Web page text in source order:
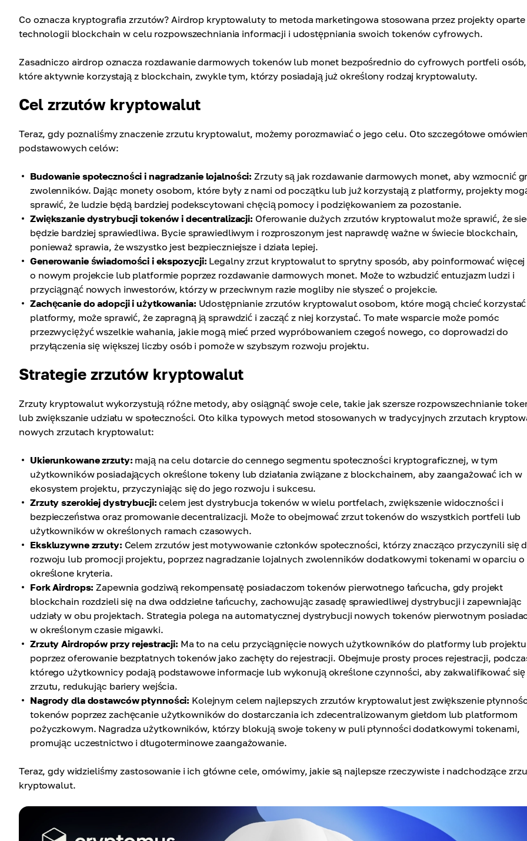
Co oznacza kryptografia zrzutów? Airdrop kryptowaluty to metoda marketingowa stosowana przez projekty oparte
technologii blockchain w celu rozpowszechniania informacji i udostępniania swoich tokenów cyfrowych.
Zasadniczo airdrop oznacza rozdawanie darmowych tokenów lub monet bezpośrednio do cyfrowych portfeli osób,
które aktywnie korzystają z blockchain, zwykle tym, którzy posiadają już określony rodzaj kryptowaluty.
Cel zrzutów kryptowalut
Teraz, gdy poznaliśmy znaczenie zrzutu kryptowalut, możemy porozmawiać o jego celu. Oto szczegółowe
podstawowych celów:
Budowanie społeczności i nagradzanie lojalności: Zrzuty są jak rozdawanie darmowych monet, aby wzmocnić
zwolenników. Dając monety osobom, które były z nami od początku lub już korzystają z platformy, projekty
sprawić, że ludzie będą bardziej podekscytowani chęcią pomocy i podziękowaniem za pozostanie.
Zwiększanie dystrybucji tokenów i decentralizacji: Oferowanie dużych zrzutów kryptowalut może sprawić, że
będzie bardziej sprawiedliwa. Bycie sprawiedliwym i rozproszonym jest naprawdę ważne w świecie blockchain,
ponieważ sprawia, że wszystko jest bezpieczniejsze i działa lepiej.
Generowanie świadomości i ekspozycji: Legalny zrzut kryptowalut to sprytny sposób, aby poinformować więcej
o nowym projekcie lub platformie poprzez rozdawanie darmowych monet. Może to wzbudzić entuzjazm ludzi i
przyciągnąć nowych inwestorów, którzy w przeciwnym razie mogliby nie słyszeć o projekcie.
Zachęcanie do adopcji i użytkowania: Udostępnianie zrzutów kryptowalut osobom, które mogą chcieć
platformy, może sprawić, że zapragną ją sprawdzić i zacząć z niej korzystać. To małe wsparcie może pomóc
przezwyciężyć wszelkie wahania, jakie mogą mieć przed wypróbowaniem czegoś nowego, co doprowadzi do
przyłączenia się większej liczby osób i pomoże w szybszym rozwoju projektu.
Strategie zrzutów kryptowalut
Zrzuty kryptowalut wykorzystują różne metody, aby osiągnąć swoje cele, takie jak szersze rozpowszechnianie
lub zwiększanie udziału w społeczności. Oto kilka typowych metod stosowanych w tradycyjnych zrzutach
nowych zrzutach kryptowalut:
Ukierunkowane zrzuty: mają na celu dotarcie do cennego segmentu społeczności kryptograficznej, w tym
użytkowników posiadających określone tokeny lub działania związane z blockchainem, aby zaangażować ich w
ekosystem projektu, przyczyniając się do jego rozwoju i sukcesu.
Zrzuty szerokiej dystrybucji: celem jest dystrybucja tokenów w wielu portfelach, zwiększenie widoczności i
bezpieczeństwa oraz promowanie decentralizacji. Może to obejmować zrzut tokenów do wszystkich portfeli lub
użytkowników w określonych ramach czasowych.
Ekskluzywne zrzuty: Celem zrzutów jest motywowanie członków społeczności, którzy znacząco przyczynili się
rozwoju lub promocji projektu, poprzez nagradzanie lojalnych zwolenników dodatkowymi tokenami w oparciu o
określone kryteria.
Fork Airdrops: Zapewnia godziwą rekompensatę posiadaczom tokenów pierwotnego łańcucha, gdy projekt
blockchain rozdzieli się na dwa oddzielne łańcuchy, zachowując zasadę sprawiedliwej dystrybucji i zapewniając
udziały w obu projektach. Strategia polega na automatycznej dystrybucji nowych tokenów pierwotnym
w określonym czasie migawki.
Zrzuty Airdropów przy rejestracji: Ma to na celu przyciągnięcie nowych użytkowników do platformy lub projektu
poprzez oferowanie bezpłatnych tokenów jako zachęty do rejestracji. Obejmuje prosty proces rejestracji,
którego użytkownicy podają podstawowe informacje lub wykonują określone czynności, aby zakwalifikować się
zrzutu, redukując bariery wejścia.
Nagrody dla dostawców płynności: Kolejnym celem najlepszych zrzutów kryptowalut jest zwiększenie
tokenów poprzez zachęcanie użytkowników do dostarczania ich zdecentralizowanym giełdom lub platformom
pożyczkowym. Nagradza użytkowników, którzy blokują swoje tokeny w puli płynności dodatkowymi tokenami,
promując uczestnictwo i długoterminowe zaangażowanie.
Teraz, gdy widzieliśmy zastosowanie i ich główne cele, omówimy, jakie są najlepsze rzeczywiste i nadchodzące
kryptowalut.